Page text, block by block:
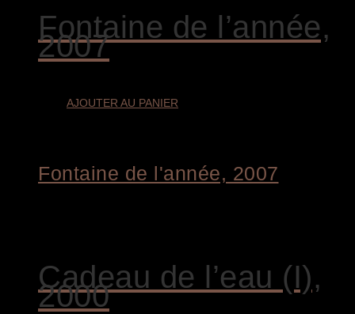
Fontaine de l’année,
2007
AJOUTER AU PANIER
Fontaine de l'année, 2007
Cadeau de l’eau (I),
2000